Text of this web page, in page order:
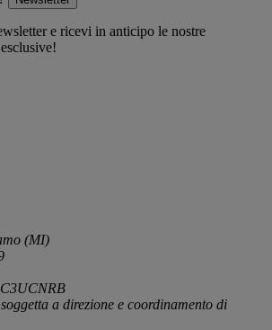
e ricevi in anticipo le nostre
(MI)
a direzione e coordinamento di